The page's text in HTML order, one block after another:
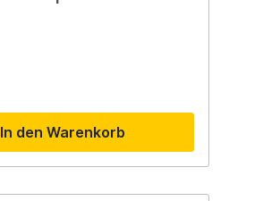
In den Warenkorb